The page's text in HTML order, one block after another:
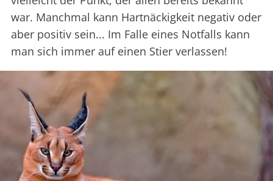
war. Manchmal kann Hartnäckigkeit negativ oder
aber positiv sein... Im Falle eines Notfalls kann
man sich immer auf einen Stier verlassen!